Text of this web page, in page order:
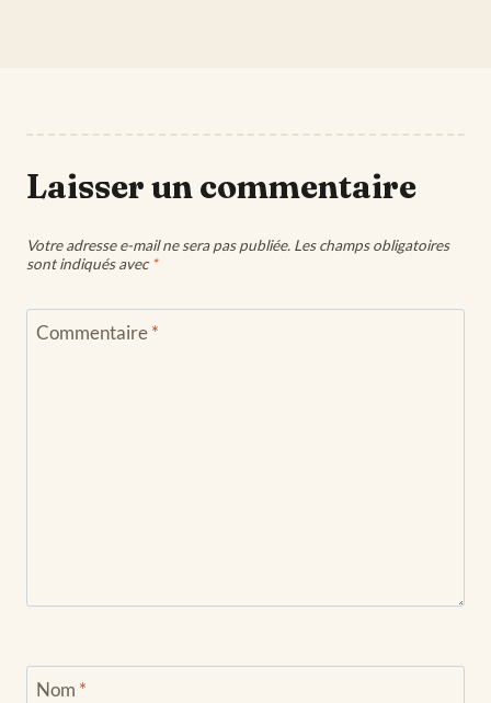
Laisser un commentaire
Votre adresse e-mail ne sera pas publiée. Les champs obligatoires
sont indiqués avec*
Commentaire*
Nom *